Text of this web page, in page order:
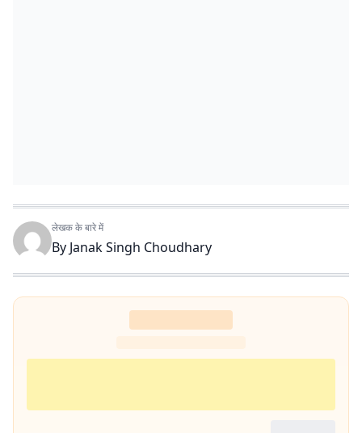
लेखक के बारे में
By Janak Singh Choudhary